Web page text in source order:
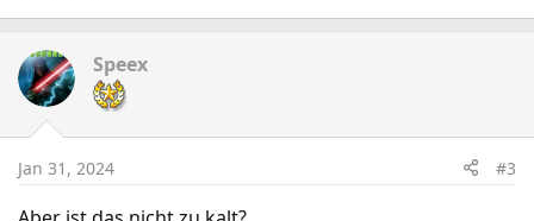
Speex
Jan 31, 2024 #3